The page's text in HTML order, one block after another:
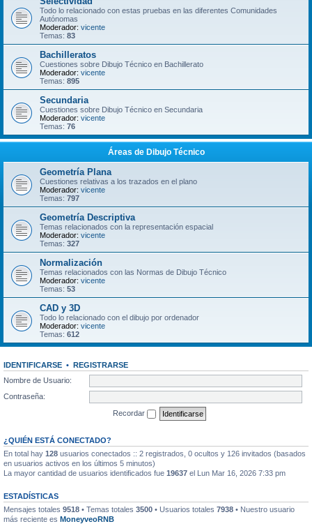
Todo lo relacionado con estas pruebas en las diferentes Comunidades
Autónomas
Moderador: vicente
Temas: 83
Bachilleratos
Cuestiones sobre Dibujo Técnico en Bachillerato
Moderador: vicente
Temas: 895
Secundaria
Cuestiones sobre Dibujo Técnico en Secundaria
Moderador: vicente
Temas: 76
Áreas de Dibujo Técnico
Geometría Plana
Cuestiones relativas a los trazados en el plano
Moderador: vicente
Temas: 797
Geometría Descriptiva
Temas relacionados con la representación espacial
Moderador: vicente
Temas: 327
Normalización
Temas relacionados con las Normas de Dibujo Técnico
Moderador: vicente
Temas: 53
CAD y 3D
Todo lo relacionado con el dibujo por ordenador
Moderador: vicente
Temas: 612
IDENTIFICARSE • REGISTRARSE
Nombre de Usuario:
Contraseña:
Recordar
¿QUIÉN ESTÁ CONECTADO?
En total hay 128 usuarios conectados :: 2 registrados, 0 ocultos y 126 invitados (basados
en usuarios activos en los últimos 5 minutos)
La mayor cantidad de usuarios identificados fue 19637 el Lun Mar 16, 2026 7:33 pm
ESTADÍSTICAS
Mensajes totales 9518 • Temas totales 3500 • Usuarios totales 7938 • Nuestro usuario
más reciente es MoneyveoRNB